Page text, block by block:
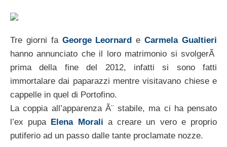
Tre giorni fa George Leornard eCarmela Gualtieri
hanno annunciato che il loro matrimonio si svolgerÃ
prima della fine del 2012, infatti si sono fatti
immortalare dai paparazzi mentre visitavano chiese e
cappelle in quel di Portofino.
La coppia all’apparenza Ã¨ stabile, ma ci ha pensato
l’ex pupa Elena Morali a creare un vero e proprio
putiferio ad un passo dalle tante proclamate nozze.